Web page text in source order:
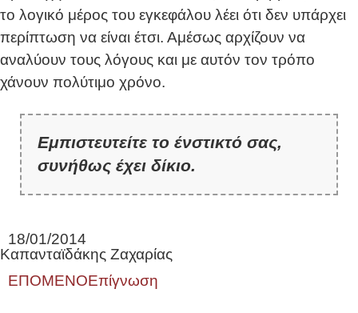
το λογικό μέρος του εγκεφάλου λέει ότι δεν υπάρχει
περίπτωση να είναι έτσι. Αμέσως αρχίζουν να
αναλύουν τους λόγους και με αυτόν τον τρόπο
χάνουν πολύτιμο χρόνο.
Εμπιστευτείτε το ένστικτό σας,
συνήθως έχει δίκιο.
18/01/2014
Καπανταϊδάκης Ζαχαρίας
ΕΠΟΜΕΝΟΕπίγνωση